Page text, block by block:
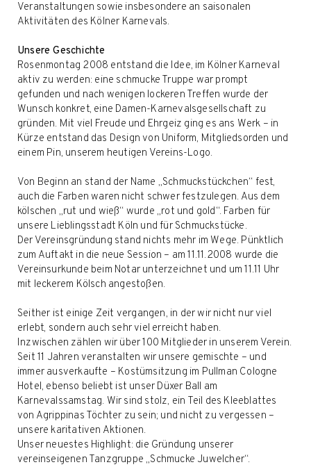
Veranstaltungen sowie insbesondere an saisonalen
Aktivitäten des Kölner Karnevals.
Unsere Geschichte
Rosenmontag 2008 entstand die Idee, im Kölner Karneval
aktiv zu werden: eine schmucke Truppe war prompt
gefunden und nach wenigen lockeren Treffen wurde der
Wunsch konkret, eine Damen-Karnevalsgesellschaft zu
gründen. Mit viel Freude und Ehrgeiz ging es ans Werk – in
Kürze entstand das Design von Uniform, Mitgliedsorden und
einem Pin, unserem heutigen Vereins-Logo.
Von Beginn an stand der Name „Schmuckstückchen“ fest,
auch die Farben waren nicht schwer festzulegen. Aus dem
kölschen „rut und wieß“ wurde „rot und gold“. Farben für
unsere Lieblingsstadt Köln und für Schmuckstücke.
Der Vereinsgründung stand nichts mehr im Wege. Pünktlich
zum Auftakt in die neue Session – am 11.11.2008 wurde die
Vereinsurkunde beim Notar unterzeichnet und um 11.11 Uhr
mit leckerem Kölsch angestoßen.
Seither ist einige Zeit vergangen, in der wir nicht nur viel
erlebt, sondern auch sehr viel erreicht haben.
Inzwischen zählen wir über 100 Mitglieder in unserem Verein.
Seit 11 Jahren veranstalten wir unsere gemischte – und
immer ausverkaufte – Kostümsitzung im Pullman Cologne
Hotel, ebenso beliebt ist unser Düxer Ball am
Karnevalssamstag. Wir sind stolz, ein Teil des Kleeblattes
von Agrippinas Töchter zu sein; und nicht zu vergessen –
unsere karitativen Aktionen.
Unser neuestes Highlight: die Gründung unserer
vereinseigenen Tanzgruppe „Schmucke Juwelcher“.